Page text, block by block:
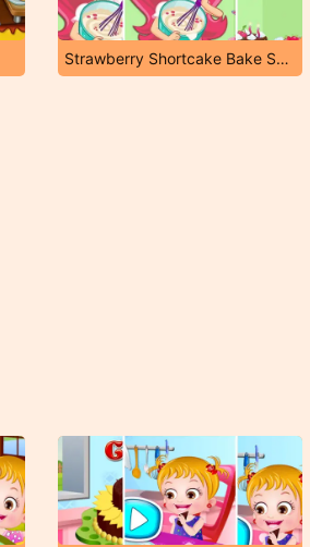
Strawberry Shortcake Bake Shop